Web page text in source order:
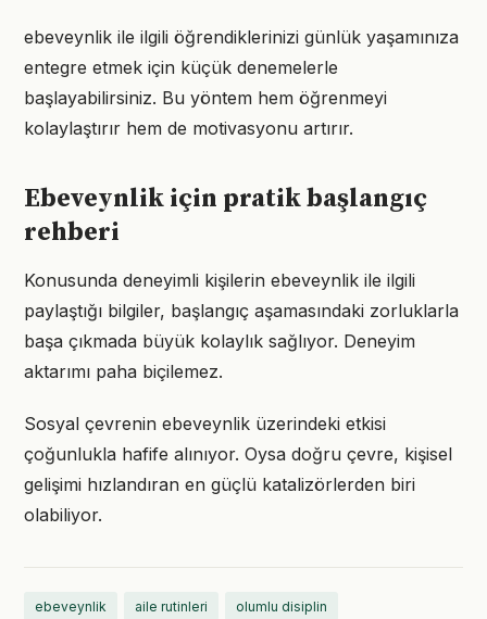
ebeveynlik ile ilgili öğrendiklerinizi günlük yaşamınıza
entegre etmek için küçük denemelerle
başlayabilirsiniz. Bu yöntem hem öğrenmeyi
kolaylaştırır hem de motivasyonu artırır.
Ebeveynlik için pratik başlangıç
rehberi
Konusunda deneyimli kişilerin ebeveynlik ile ilgili
paylaştığı bilgiler, başlangıç aşamasındaki zorluklarla
başa çıkmada büyük kolaylık sağlıyor. Deneyim
aktarımı paha biçilemez.
Sosyal çevrenin ebeveynlik üzerindeki etkisi
çoğunlukla hafife alınıyor. Oysa doğru çevre, kişisel
gelişimi hızlandıran en güçlü katalizörlerden biri
olabiliyor.
ebeveynlik aile rutinleri olumlu disiplin